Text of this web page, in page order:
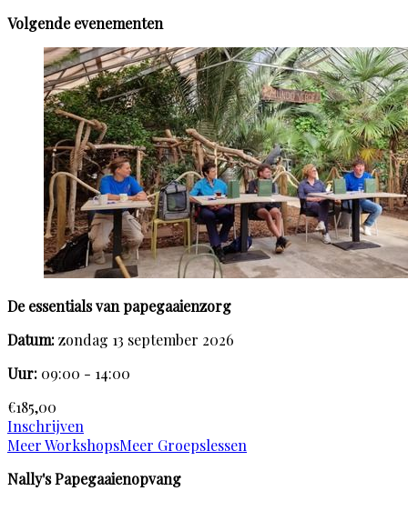
Volgende evenementen
De essentials van papegaaienzorg
Datum:zondag 13 september 2026
Uur: 09:00 - 14:00
€185,00
Inschrijven
Meer WorkshopsMeer Groepslessen
Nally's Papegaaienopvang